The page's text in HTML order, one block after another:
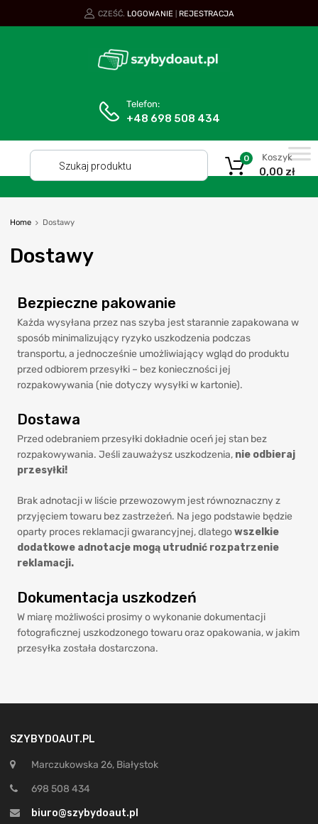
CZEŚĆ. LOGOWANIE REJESTRACJA
Telefon:
+48 698 508 434
Koszyk
0,00 zł
0
Home Dostawy
Dostawy
Bezpieczne pakowanie
Każda wysyłana przez nas szyba jest starannie zapakowana w
sposób minimalizujący ryzyko uszkodzenia podczas
transportu, a jednocześnie umożliwiający wgląd do produktu
przed odbiorem przesyłki – bez konieczności jej
rozpakowywania (nie dotyczy wysyłki w kartonie).
Dostawa
Przed odebraniem przesyłki dokładnie oceń jej stan bez
rozpakowywania. Jeśli zauważysz uszkodzenia, nie odbieraj
przesyłki!
Brak adnotacji w liście przewozowym jest równoznaczny z
przyjęciem towaru bez zastrzeżeń. Na jego podstawie będzie
oparty proces reklamacji gwarancyjnej, dlategowszelkie
dodatkowe adnotacje mogą utrudnić rozpatrzenie
reklamacji.
Dokumentacja uszkodzeń
W miarę możliwości prosimy o wykonanie dokumentacji
fotograficznej uszkodzonego towaru oraz opakowania, w jakim
przesyłka została dostarczona.
SZYBYDOAUT.PL
Marczukowska 26, Białystok
698 508 434
biuro@szybydoaut.pl